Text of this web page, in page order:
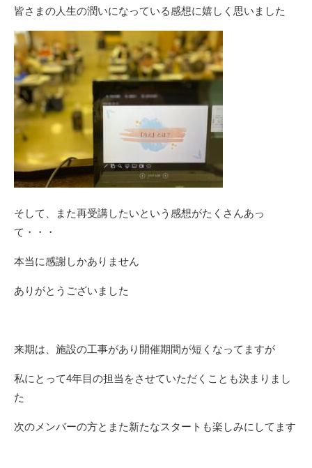
皆さまの人生の潤いになっている感想に嬉しく思いました
そして、また再受講したいという感想がたくさんあっ
て・・・
本当に感謝しかありません
ありがとうございました
来期は、施設の工事があり開催期間が短くなってますが
私にとって4年目の担当をさせていただくことも決まりまし
た
次のメンバーの方とまた新たなスタートも楽しみにしてます